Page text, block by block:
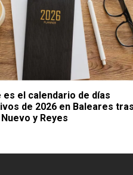
es el calendario de días
de 2026 en Baleares tras
y Reyes